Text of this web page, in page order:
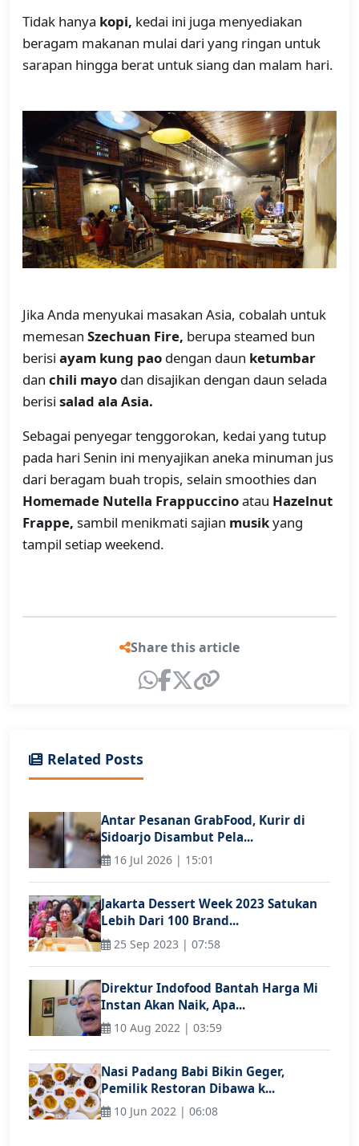
Tidak hanya kopi, kedai ini juga menyediakan
beragam makanan mulai dari yang ringan untuk
sarapan hingga berat untuk siang dan malam hari.
Jika Anda menyukai masakan Asia, cobalah untuk
memesan Szechuan Fire, berupa steamed bun
berisi ayam kung pao dengan daun ketumbar
dan chili mayo dan disajikan dengan daun selada
berisi salad ala Asia.
Sebagai penyegar tenggorokan, kedai yang tutup
pada hari Senin ini menyajikan aneka minuman jus
dari beragam buah tropis, selain smoothies dan
Homemade Nutella Frappuccinoatau Hazelnut
Frappe, sambil menikmati sajian musikyang
tampil setiap weekend.
Share this article
Related Posts
Antar Pesanan GrabFood, Kurir di
Sidoarjo Disambut Pela...
16 Jul 2026 | 15:01
Jakarta Dessert Week 2023 Satukan
Lebih Dari 100 Brand...
25 Sep 2023 | 07:58
Direktur Indofood Bantah Harga Mi
Instan Akan Naik, Apa...
10 Aug 2022 | 03:59
Nasi Padang Babi Bikin Geger,
Pemilik Restoran Dibawa k...
10 Jun 2022 | 06:08